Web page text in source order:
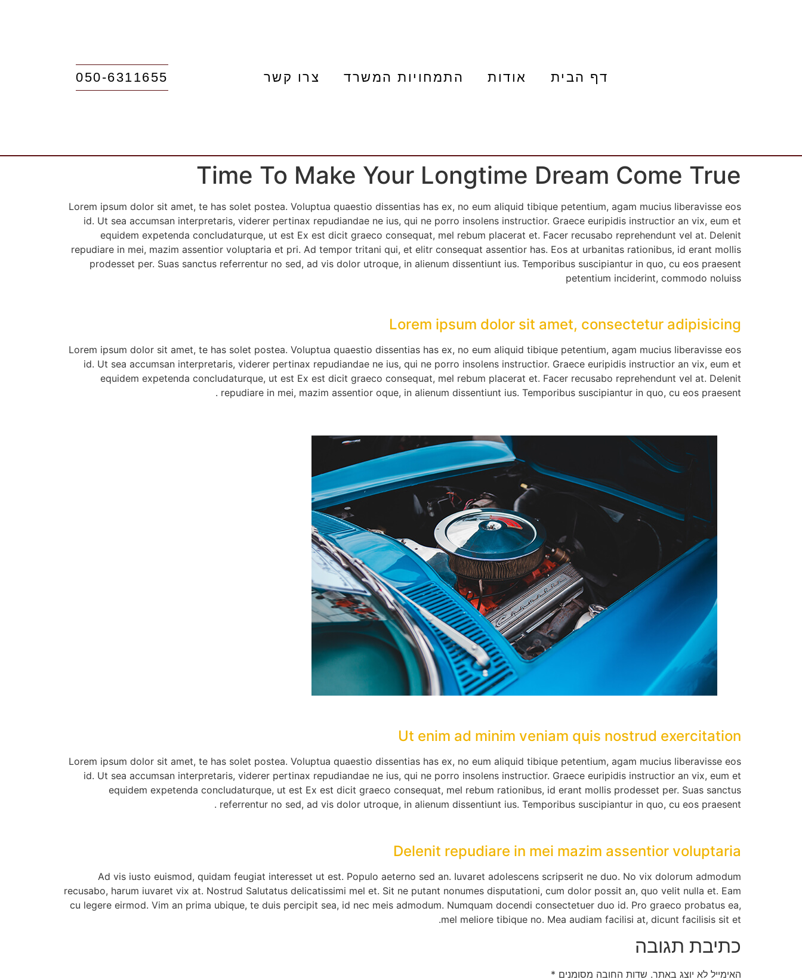
דף הבית אודות התמחויות המשרד צרו קשר 050-6311655
Time To Make Your Longtime Dream Come True
Lorem ipsum dolor sit amet, te has solet postea. Voluptua quaestio dissentias has ex, no eum aliquid tibique petentium, agam mucius liberavisse eos
id. Ut sea accumsan interpretaris, viderer pertinax repudiandae ne ius, qui ne porro insolens instructior. Graece euripidis instructior an vix, eum et
equidem expetenda concludaturque, ut est Ex est dicit graeco consequat, mel rebum placerat et. Facer recusabo reprehendunt vel at. Delenit
repudiare in mei, mazim assentior voluptaria et pri. Ad tempor tritani qui, et elitr consequat assentior has. Eos at urbanitas rationibus, id erant mollis
prodesset per. Suas sanctus referrentur no sed, ad vis dolor utroque, in alienum dissentiunt ius. Temporibus suscipiantur in quo, cu eos praesent
petentium inciderint, commodo noluiss
Lorem ipsum dolor sit amet, consectetur adipisicing
Lorem ipsum dolor sit amet, te has solet postea. Voluptua quaestio dissentias has ex, no eum aliquid tibique petentium, agam mucius liberavisse eos
id. Ut sea accumsan interpretaris, viderer pertinax repudiandae ne ius, qui ne porro insolens instructior. Graece euripidis instructior an vix, eum et
equidem expetenda concludaturque, ut est Ex est dicit graeco consequat, mel rebum placerat et. Facer recusabo reprehendunt vel at. Delenit
repudiare in mei, mazim assentior oque, in alienum dissentiunt ius. Temporibus suscipiantur in quo, cu eos praesent .
Ut enim ad minim veniam quis nostrud exercitation
Lorem ipsum dolor sit amet, te has solet postea. Voluptua quaestio dissentias has ex, no eum aliquid tibique petentium, agam mucius liberavisse eos
id. Ut sea accumsan interpretaris, viderer pertinax repudiandae ne ius, qui ne porro insolens instructior. Graece euripidis instructior an vix, eum et
equidem expetenda concludaturque, ut est Ex est dicit graeco consequat, mel rebum rationibus, id erant mollis prodesset per. Suas sanctus
referrentur no sed, ad vis dolor utroque, in alienum dissentiunt ius. Temporibus suscipiantur in quo, cu eos praesent .
Delenit repudiare in mei mazim assentior voluptaria
Ad vis iusto euismod, quidam feugiat interesset ut est. Populo aeterno sed an. Iuvaret adolescens scripserit ne duo. No vix dolorum admodum
recusabo, harum iuvaret vix at. Nostrud Salutatus delicatissimi mel et. Sit ne putant nonumes disputationi, cum dolor possit an, quo velit nulla et. Eam
cu legere eirmod. Vim an prima ubique, te duis percipit sea, id nec meis admodum. Numquam docendi consectetuer duo id. Pro graeco probatus ea,
mel meliore tibique no. Mea audiam facilisi at, dicunt facilisis sit et.
כתיבת תגובה
האימייל לא יוצג באתר. שדות החובה מסומנים *